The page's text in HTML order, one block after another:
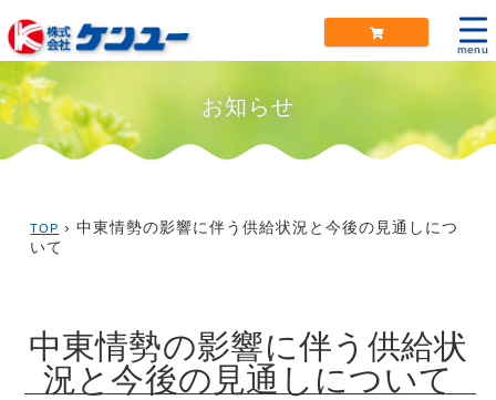
menu
お知らせ
TOP › 中東情勢の影響に伴う供給状況と今後の見通しにつ
いて
中東情勢の影響に伴う供給状
況と今後の見通しについて